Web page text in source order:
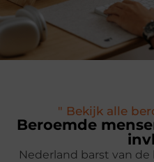
" Bekijk alle
Beroemde
Nederland barst van